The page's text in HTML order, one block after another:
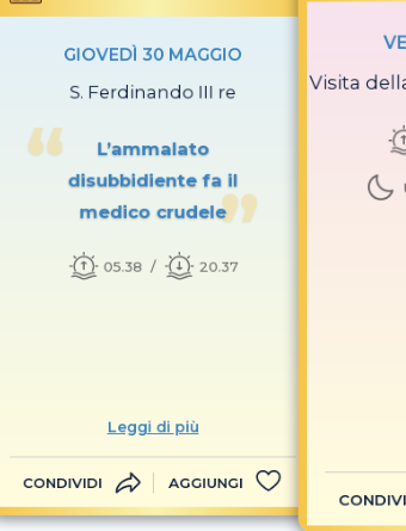
GIOVEDÌ 30 MAGGIO
S. Ferdinando III re
L’ammalato
disubbidiente fa il
medico crudele
05.38 20.37
Leggi di più
CONDIVIDI AGGIUNGI
Visita